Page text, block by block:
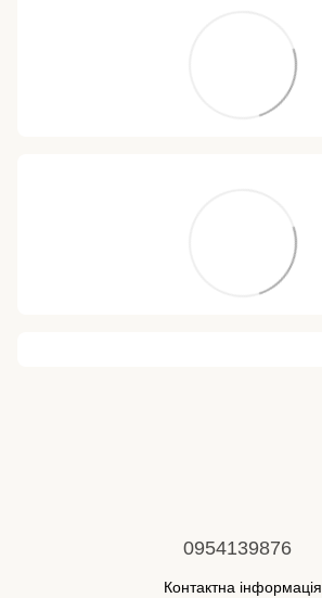
0954139876
Контактна інформація